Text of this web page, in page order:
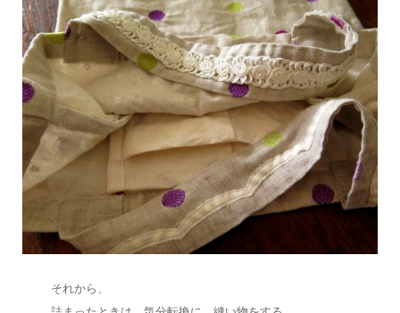
それから、